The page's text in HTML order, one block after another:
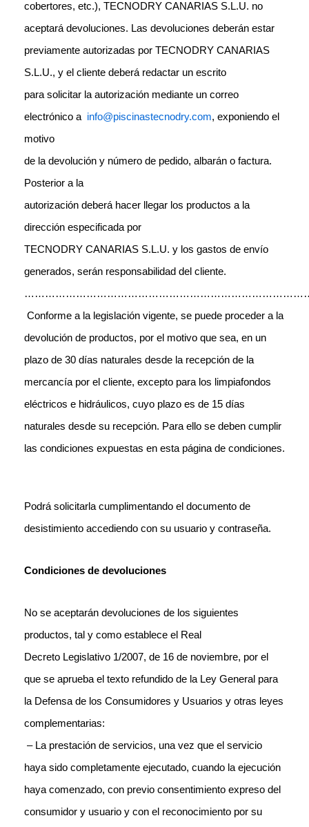
cobertores, etc.), TECNODRY CANARIAS S.L.U. no
aceptará devoluciones. Las devoluciones deberán estar
previamente autorizadas por TECNODRY CANARIAS
S.L.U., y el cliente deberá redactar un escrito
para solicitar la autorización mediante un correo
electrónico a info@piscinastecnodry.com, exponiendo el
motivo
de la devolución y número de pedido, albarán o factura.
Posterior a la
autorización deberá hacer llegar los productos a la
dirección especificada por
TECNODRY CANARIAS S.L.U. y los gastos de envío
generados, serán responsabilidad del cliente.
Conforme a la legislación vigente, se puede proceder a la
devolución de productos, por el motivo que sea, en un
plazo de 30 días naturales desde la recepción de la
mercancía por el cliente, excepto para los limpiafondos
eléctricos e hidráulicos, cuyo plazo es de 15 días
naturales desde su recepción. Para ello se deben cumplir
las condiciones expuestas en esta página de condiciones.
Podrá solicitarla cumplimentando el documento de
desistimiento accediendo con su usuario y contraseña.
Condiciones de devoluciones
No se aceptarán devoluciones de los siguientes
productos, tal y como establece el Real
Decreto Legislativo 1/2007, de 16 de noviembre, por el
que se aprueba el texto refundido de la Ley General para
la Defensa de los Consumidores y Usuarios y otras leyes
complementarias:
– La prestación de servicios, una vez que el servicio
haya sido completamente ejecutado, cuando la ejecución
haya comenzado, con previo consentimiento expreso del
consumidor y usuario y con el reconocimiento por su